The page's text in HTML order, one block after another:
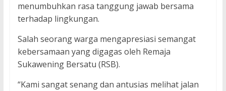
menumbuhkan rasa tanggung jawab bersama
terhadap lingkungan.
Salah seorang warga mengapresiasi semangat
kebersamaan yang digagas oleh Remaja
Sukawening Bersatu (RSB).
“Kami sangat senang dan antusias melihat jalan